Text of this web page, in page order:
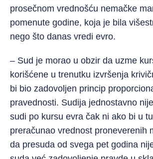
prosečnom vrednošću nemačke
pomenute godine, koja je bila
nego što danas vredi evro.
– Sud je morao u obzir da uzme
korišćene u trenutku izvršenja
bi bio zadovoljen princip
pravednosti. Sudija jednostavno
sudi po kursu evra čak ni ako bi u
preračunao vrednost proneverenih
da presuda od svega pet godina